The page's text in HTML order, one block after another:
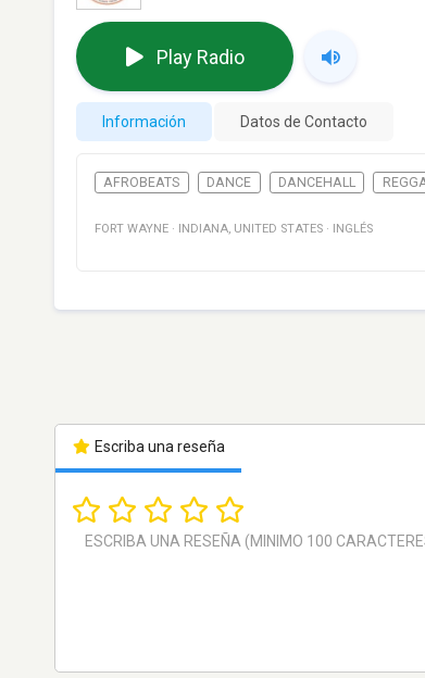
Play Radio
Información Datos de Contacto
AFROBEATS DANCE DANCEHALL
FORT WAYNE · INDIANA, UNITED STATES · INGLÉS
Escriba una reseña